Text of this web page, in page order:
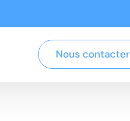
Nous contacter